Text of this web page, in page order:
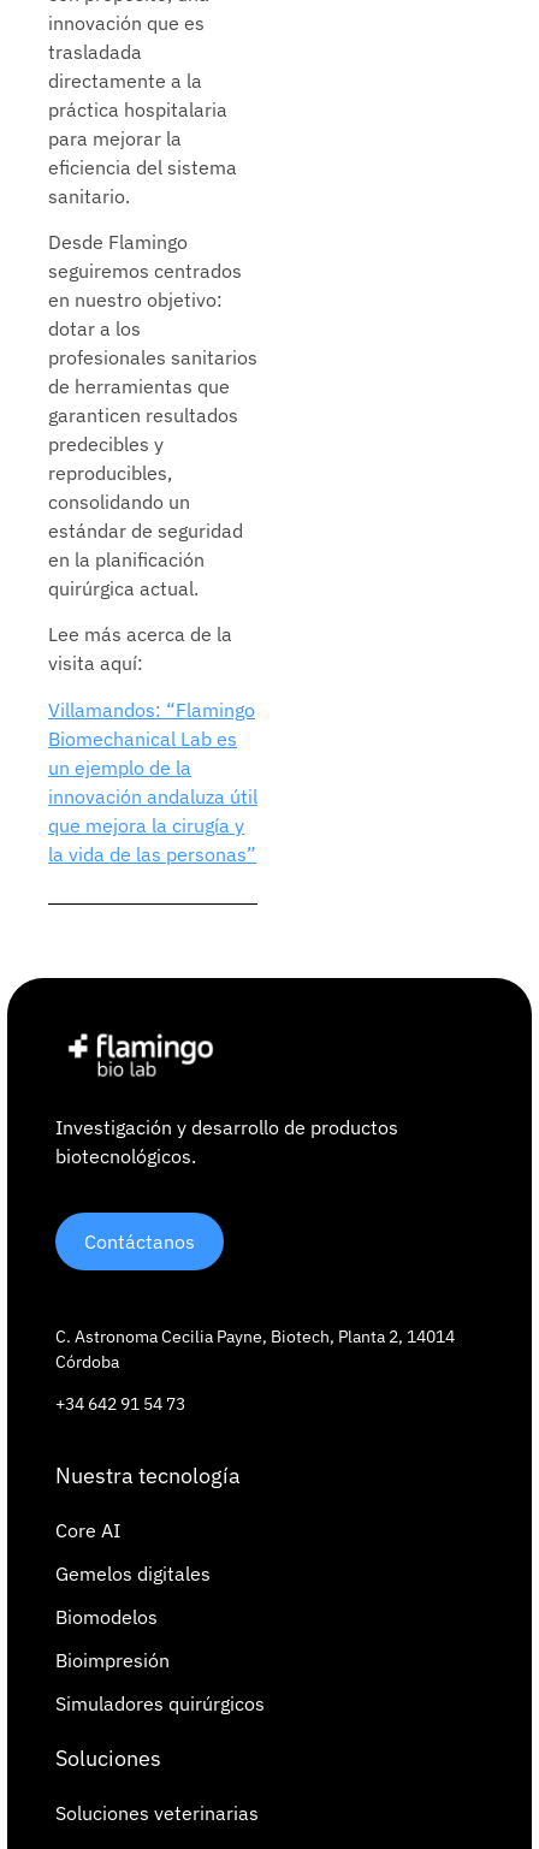
innovación que es
trasladada
directamente a la
práctica hospitalaria
para mejorar la
eficiencia del sistema
sanitario.
Desde Flamingo
seguiremos centrados
en nuestro objetivo:
dotar a los
profesionales sanitarios
de herramientas que
garanticen resultados
predecibles y
reproducibles,
consolidando un
estándar de seguridad
en la planificación
quirúrgica actual.
Lee más acerca de la
visita aquí:
Villamandos: “Flamingo
Biomechanical Lab es
un ejemplo de la
innovación andaluza útil
que mejora la cirugía y
la vida de las personas”
Investigación y desarrollo de productos
biotecnológicos.
Contáctanos
C. Astronoma Cecilia Payne, Biotech, Planta 2, 14014
Córdoba
+34 642 91 54 73
Nuestra tecnología
Core AI
Gemelos digitales
Biomodelos
Bioimpresión
Simuladores quirúrgicos
Soluciones
Soluciones veterinarias